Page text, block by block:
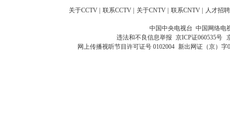
关于CCTV | 联系CCTV | 关于CNTV | 联系CNTV | 人才招聘
中国中央电视台 中国网络电
违法和不良信息举报 京ICP证060535号
网上传播视听节目许可证号 0102004 新出网证（京）